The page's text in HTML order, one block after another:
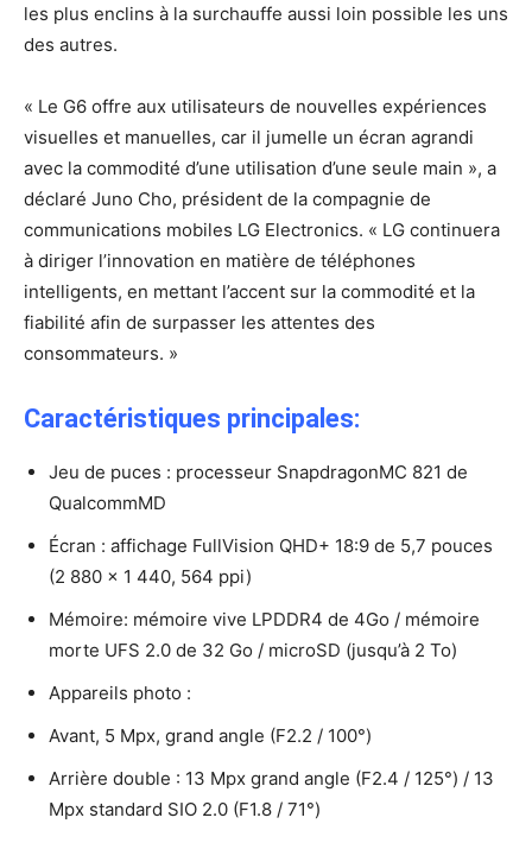
les plus enclins à la surchauffe aussi loin possible les uns
des autres.
« Le G6 offre aux utilisateurs de nouvelles expériences
visuelles et manuelles, car il jumelle un écran agrandi
avec la commodité d’une utilisation d’une seule main », a
déclaré Juno Cho, président de la compagnie de
communications mobiles LG Electronics. « LG continuera
à diriger l’innovation en matière de téléphones
intelligents, en mettant l’accent sur la commodité et la
fiabilité afin de surpasser les attentes des
consommateurs. »
Caractéristiques principales:
Jeu de puces : processeur SnapdragonMC 821 de
QualcommMD
Écran : affichage FullVision QHD+ 18:9 de 5,7 pouces
(2 880 x 1 440, 564 ppi)
Mémoire: mémoire vive LPDDR4 de 4Go / mémoire
morte UFS 2.0 de 32 Go / microSD (jusqu’à 2 To)
Appareils photo :
Avant, 5 Mpx, grand angle (F2.2 / 100°)
Arrière double : 13 Mpx grand angle (F2.4 / 125°) / 13
Mpx standard SIO 2.0 (F1.8 / 71°)